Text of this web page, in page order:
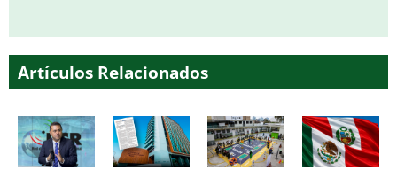
Artículos Relacionados